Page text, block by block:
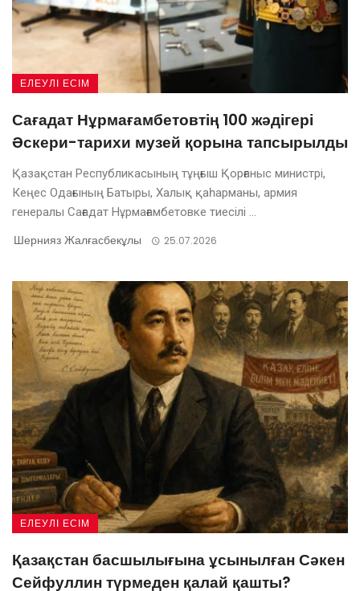
ЕЛЕУЛІ ЕСІМ
Сағадат Нұрмағамбетовтің 100 жәдігері
Әскери-тарихи музей қорына тапсырылды
Қазақстан Республикасының тұңғыш Қорғаныс министрі,
Кеңес Одағының Батыры, Халық қаһарманы, армия
генералы Сағадат Нұрмағамбетовке тиесілі ...
Шернияз Жалғасбекұлы 25.07.2026
ЕЛЕУЛІ ЕСІМ
Қазақстан басшылығына ұсынылған Сәкен
Сейфуллин түрмеден қалай қашты?